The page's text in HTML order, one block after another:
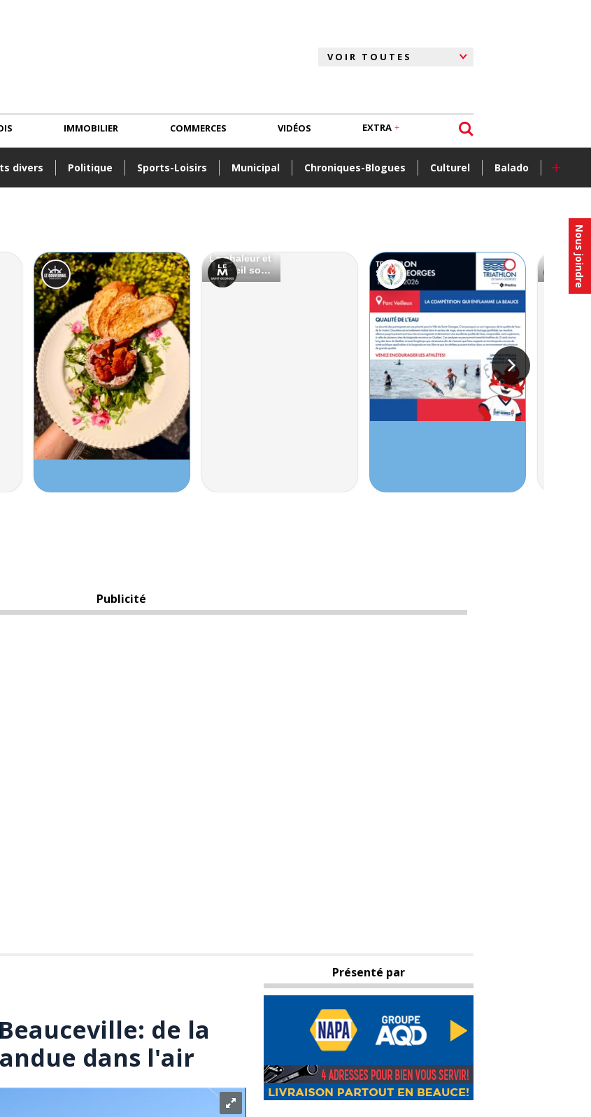
Nous joindre
divers Politique Sports-Loisirs Municipal Chroniques-Blogues Culturel Balado +
IMMOBILIER COMMERCES VIDÉOS EXTRA
Publicité
de la
dans l'air
Présenté par